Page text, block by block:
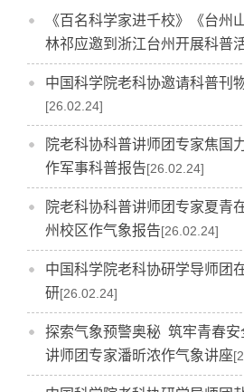
《百名科学家进千校》《台州
林祁应邀到浙江台州开展科普
中国科学院老科协邀请科普刊
[26.02.24]
院老科协科普讲师团专家焦国
作军事科普报告[26.02.24]
院老科协科普讲师团专家夏青
州校区作气象报告[26.02.24]
中国科学院老科协研学导师团
研[26.02.24]
探索气象预警奥秘 筑牢青春
讲师团专家潘昕浓作气象讲座